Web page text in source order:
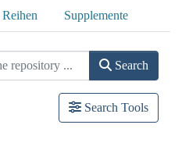
Reihen Supplemente
Search
Search Tools